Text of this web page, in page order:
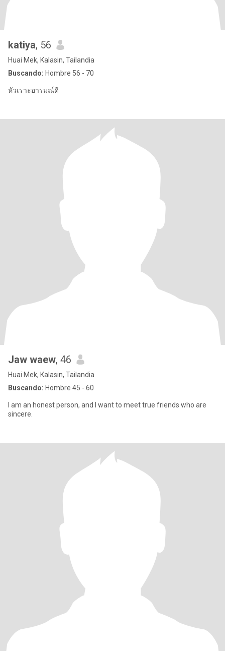
katiya, 56
Huai Mek, Kalasin, Tailandia
Buscando: Hombre 56 - 70
หัวเราะอารมณ์ดี
Jaw waew, 46
Huai Mek, Kalasin, Tailandia
Buscando: Hombre 45 - 60
I am an honest person, and I want to meet true friends who are
sincere.